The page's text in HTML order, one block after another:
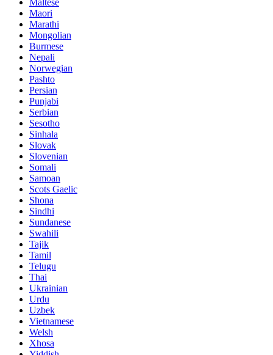
Maltese
Maori
Marathi
Mongolian
Burmese
Nepali
Norwegian
Pashto
Persian
Punjabi
Serbian
Sesotho
Sinhala
Slovak
Slovenian
Somali
Samoan
Scots Gaelic
Shona
Sindhi
Sundanese
Swahili
Tajik
Tamil
Telugu
Thai
Ukrainian
Urdu
Uzbek
Vietnamese
Welsh
Xhosa